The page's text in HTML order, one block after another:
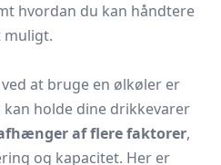
hvordan du kan håndtere
muligt.
at bruge en ølkøler er
holde dine drikkevarer
af flere faktorer,
og kapacitet. Her er